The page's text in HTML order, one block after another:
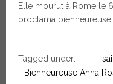
Elle mourut à Rome le
proclama bienheureuse
Tagged under:
Bienheureuse Anna